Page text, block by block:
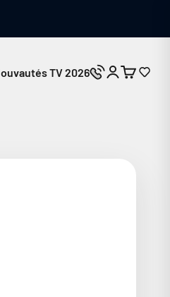
TV 2026 Nous
Connexion
Panier